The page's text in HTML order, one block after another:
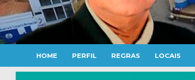
HOME PERFIL REGRAS LOCAIS